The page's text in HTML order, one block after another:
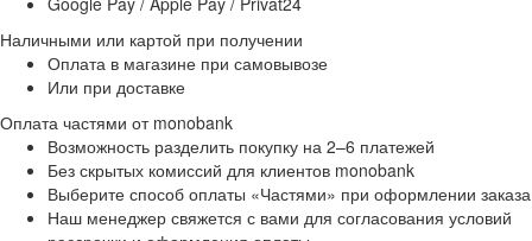
Наличными или картой при получении
Оплата в магазине при самовывозе
Или при доставке
Оплата частями от monobank
Возможность разделить покупку на 2–6 платежей
Без скрытых комиссий для клиентов monobank
Выберите способ оплаты «Частями» при оформлении заказа
Наш менеджер свяжется с вами для согласования условий